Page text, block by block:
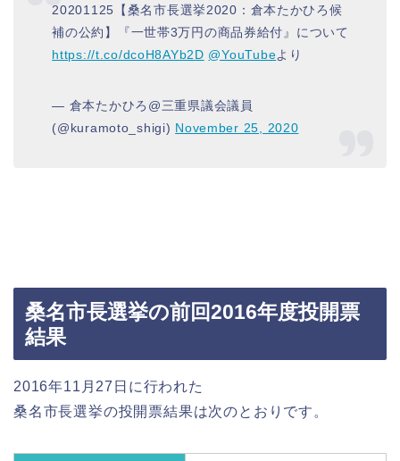
20201125【桑名市長選挙2020：倉本たかひろ候
補の公約】『一世帯3万円の商品券給付』について
https://t.co/dcoH8AYb2D @YouTubeより
— 倉本たかひろ@三重県議会議員
(@kuramoto_shigi) November 25, 2020
桑名市長選挙の前回2016年度投開票
結果
2016年11月27日に行われた
桑名市長選挙の投開票結果は次のとおりです。